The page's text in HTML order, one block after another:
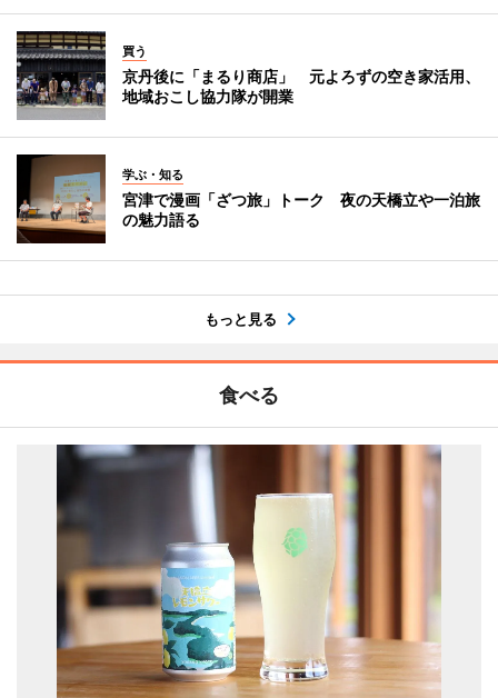
買う
京丹後に「まるり商店」 元よろずの空き家活用、
地域おこし協力隊が開業
学ぶ・知る
宮津で漫画「ざつ旅」トーク 夜の天橋立や一泊旅
の魅力語る
もっと見る
食べる